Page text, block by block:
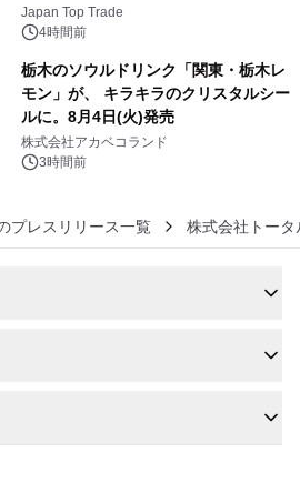
浴シンギングボウル第2弾の大型サイ
ズ（XL・2XL・3XL）を先行販売中
Japan Top Trade
4時間前
栃木のソウルドリンク「関東・栃木レ
モン」が、 キラキラのクリスタルシー
ルに。8月4日(火)発売
株式会社アカベコランド
3時間前
プレスリリース一覧 株式会社トータ